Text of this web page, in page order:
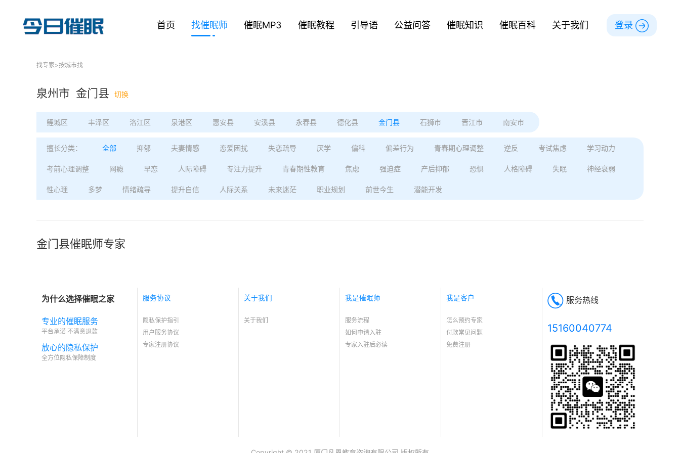
首页 找催眠师 催眠MP3 催眠教程 引导语 公益问答 催眠知识 催眠百科 关于我们 登录
找专家>按城市找
泉州市 金门县 切换
鲤城区 丰泽区 洛江区 泉港区 惠安县 安溪县 永春县 德化县 金门县 石狮市 晋江市 南安市
擅长分类： 全部 抑郁 夫妻情感 恋爱困扰 失恋疏导 厌学 偏科 偏差行为 青春期心理调整 逆反 考试焦虑 学习动力
考前心理调整 网瘾 早恋 人际障碍 专注力提升 青春期性教育 焦虑 强迫症 产后抑郁 恐惧 人格障碍 失眠 神经衰弱
性心理 多梦 情绪疏导 提升自信 人际关系 未来迷茫 职业规划 前世今生 潜能开发
金门县催眠师专家
为什么选择催眠之家
专业的催眠服务
平台承诺 不满意退款
放心的隐私保护
全方位隐私保障制度
服务协议
隐私保护指引
用户服务协议
专家注册协议
关于我们
关于我们
我是催眠师
服务流程
如何申请入驻
专家入驻后必读
我是客户
怎么预约专家
付款常见问题
免费注册
服务热线
15160040774